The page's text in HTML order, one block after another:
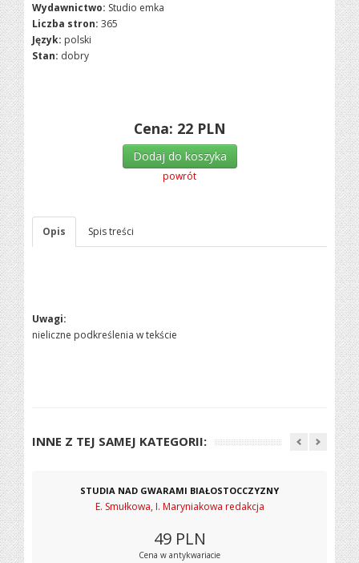
Wydawnictwo: Studio emka
Liczba stron: 365
Język: polski
Stan: dobry
Cena: 22 PLN
Dodaj do koszyka
powrót
Opis Spis treści
Uwagi:
nieliczne podkreślenia w tekście
INNE Z TEJ SAMEJ KATEGORII:
STUDIA NAD GWARAMI BIAŁOSTOCCZYZNY
E. Smułkowa, I. Maryniakowa redakcja
49 PLN
Cena w antykwariacie